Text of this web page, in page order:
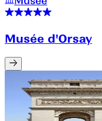
Musée d'Orsay